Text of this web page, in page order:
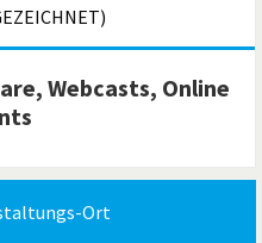
Webcasts, Online
Ort